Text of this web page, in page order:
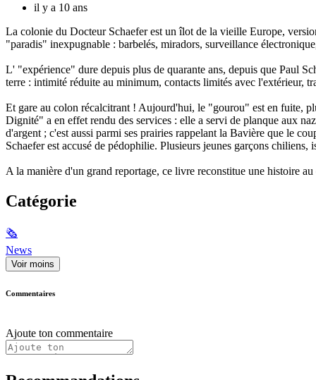
il y a 10 ans
La colonie du Docteur Schaefer est un îlot de la vieille Europe,
"paradis" inexpugnable : barbelés, miradors, surveillance
L' "expérience" dure depuis plus de quarante ans, depuis que Paul
terre : intimité réduite au minimum, contacts limités avec l'extérieur,
Et gare au colon récalcitrant ! Aujourd'hui, le "gourou" est en fuite,
Dignité" a en effet rendu des services : elle a servi de planque aux
d'argent ; c'est aussi parmi ses prairies rappelant la Bavière que le
Schaefer est accusé de pédophilie. Plusieurs jeunes garçons
A la manière d'un grand reportage, ce livre reconstitue une histoire
Catégorie
🗞
News
Voir moins
Commentaires
Ajoute ton commentaire